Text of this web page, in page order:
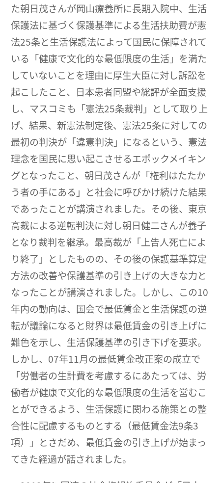
た朝日茂さんが岡山療養所に長期入院中、生活
保護法に基づく保護基準による生活扶助費が憲
法25条と生活保護法によって国民に保障されて
いる「健康で文化的な最低限度の生活」を満た
していないことを理由に厚生大臣に対し訴訟を
起こしたこと、日本患者同盟や総評が全面支援
し、マスコミも「憲法25条裁判」として取り上
げ、結果、新憲法制定後、憲法25条に対しての
最初の判決が「違憲判決」になるという、憲法
理念を国民に思い起こさせるエポックメイキン
グとなったこと、朝日茂さんが「権利はたたか
う者の手にある」と社会に呼びかけ続けた結果
であったことが講演されました。その後、東京
高裁による逆転判決に対し朝日健二さんが養子
となり裁判を継承。最高裁が「上告人死亡によ
り終了」としたものの、その後の保護基準算定
方法の改善や保護基準の引き上げの大きな力と
なったことが講演されました。しかし、この10
年内の動向は、国会で最低賃金と生活保護の逆
転が議論になると財界は最低賃金の引き上げに
難色を示し、生活保護基準の引き下げを要求。
しかし、07年11月の最低賃金改正案の成立で
「労働者の生計費を考慮するにあたっては、労
働者が健康で文化的な最低限度の生活を営むこ
とができるよう、生活保護に関わる施策との整
合性に配慮するものとする（最低賃金法9条3
項）」とさだめ、最低賃金の引き上げが始まっ
てきた経過が話されました。